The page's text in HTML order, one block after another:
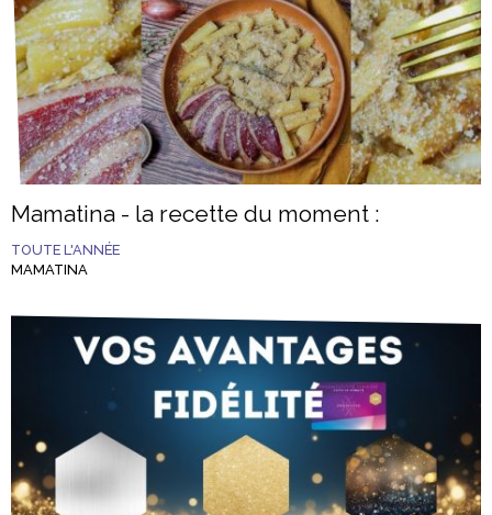
Mamatina - la recette du moment :
TOUTE L'ANNÉE
MAMATINA